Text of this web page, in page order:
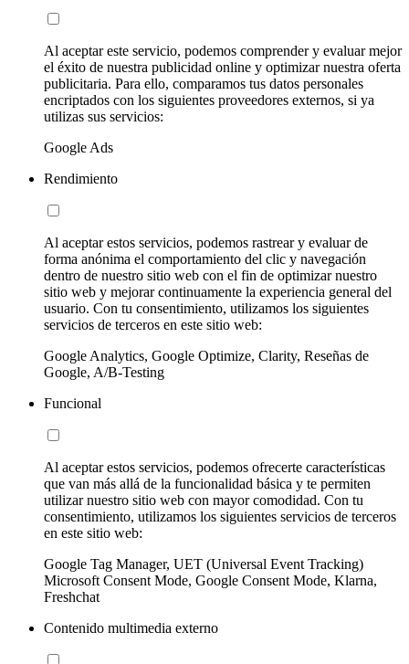
Al aceptar este servicio, podemos comprender y evaluar mejor
el éxito de nuestra publicidad online y optimizar nuestra oferta
publicitaria. Para ello, comparamos tus datos personales
encriptados con los siguientes proveedores externos, si ya
utilizas sus servicios:
Google Ads
Rendimiento
Al aceptar estos servicios, podemos rastrear y evaluar de
forma anónima el comportamiento del clic y navegación
dentro de nuestro sitio web con el fin de optimizar nuestro
sitio web y mejorar continuamente la experiencia general del
usuario. Con tu consentimiento, utilizamos los siguientes
servicios de terceros en este sitio web:
Google Analytics, Google Optimize, Clarity, Reseñas de
Google, A/B-Testing
Funcional
Al aceptar estos servicios, podemos ofrecerte características
que van más allá de la funcionalidad básica y te permiten
utilizar nuestro sitio web con mayor comodidad. Con tu
consentimiento, utilizamos los siguientes servicios de terceros
en este sitio web:
Google Tag Manager, UET (Universal Event Tracking)
Microsoft Consent Mode, Google Consent Mode, Klarna,
Freshchat
Contenido multimedia externo